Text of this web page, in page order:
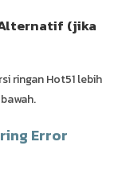
(jika
ringan Hot51 lebih
Error